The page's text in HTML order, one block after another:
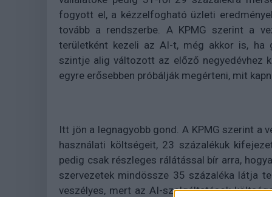
fogyott el, a kézzelfogható üzleti
tovább a rendszerbe. A KPMG szerint a
területként kezeli az AI-t, még akkor is, ha
szintje alig változott az előző negyedévhez
egyre erősebben próbálják megérteni, mit
Itt jön a legnagyobb gond. A KPMG szerint a
használati költségeit, 23 százalékuk
pedig csak részleges rálátással bír arra,
szervezetek mindössze 35 százaléka látja
veszélyes, mert az AI-szolgáltatások